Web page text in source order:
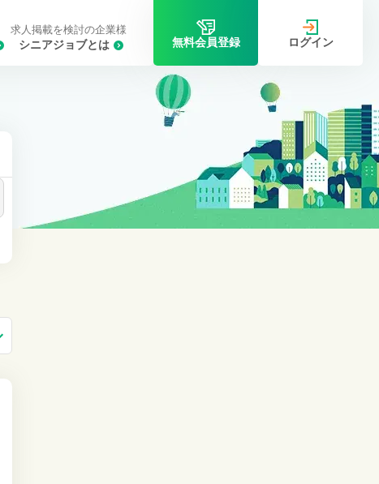
シニアジョブとは
求人掲載を検討の企業様
無料会員登録 ログイン